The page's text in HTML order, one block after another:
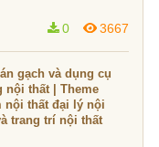
3667
0
gạch và dụng cụ
nội thất | Theme
nội thất đại lý nội
trang trí nội thất